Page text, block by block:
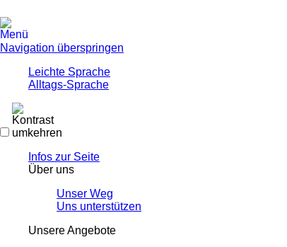
Navigation überspringen
Leichte Sprache
Alltags-Sprache
Infos zur Seite
Über uns
Unser Weg
Uns unterstützen
Unsere Angebote